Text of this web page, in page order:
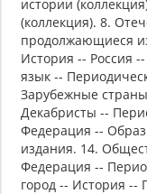
истории
(коллекция). 8.
продолжающиеся
История -- Россия
язык --
Зарубежные
Декабристы --
Федерация --
издания. 14.
Федерация --
город -- История --